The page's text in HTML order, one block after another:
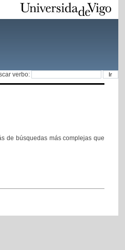
verbo:
de búsquedas más complejas que